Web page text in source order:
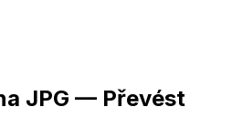
JPG — Převést